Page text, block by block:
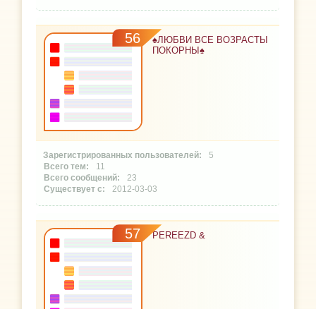
56
♠ЛЮБВИ ВСЕ ВОЗРАСТЫ
ПОКОРНЫ♠
5
11
23
2012-03-03
57 PEREEZD &